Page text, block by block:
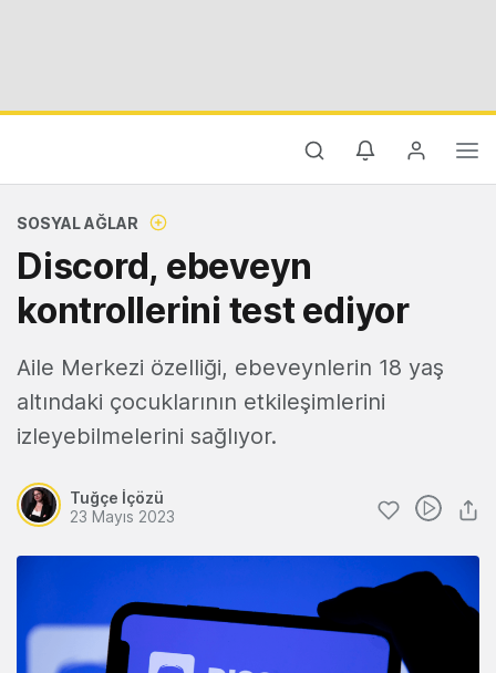
SOSYAL AĞLAR
Discord, ebeveyn
kontrollerini test ediyor
Aile Merkezi özelliği, ebeveynlerin 18 yaş
altındaki çocuklarının etkileşimlerini
izleyebilmelerini sağlıyor.
Tuğçe İçözü
23 Mayıs 2023